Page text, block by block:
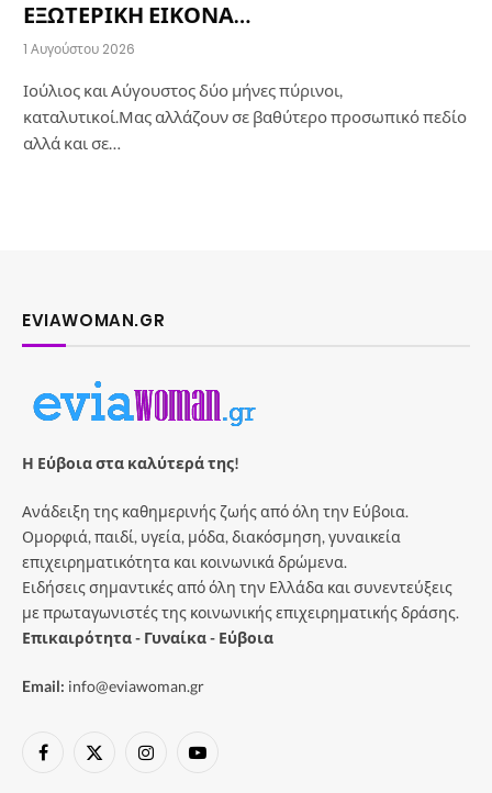
ΕΞΩΤΕΡΙΚΗ ΕΙΚΟΝΑ…
1 Αυγούστου 2026
Ιούλιος και Αύγουστος δύο μήνες πύρινοι,
καταλυτικοί.Μας αλλάζουν σε βαθύτερο προσωπικό πεδίο
αλλά και σε…
EVIAWOMAN.GR
Η Εύβοια στα καλύτερά της!
Ανάδειξη της καθημερινής ζωής από όλη την Εύβοια.
Ομορφιά, παιδί, υγεία, μόδα, διακόσμηση, γυναικεία
επιχειρηματικότητα και κοινωνικά δρώμενα.
Ειδήσεις σημαντικές από όλη την Ελλάδα και συνεντεύξεις
με πρωταγωνιστές της κοινωνικής επιχειρηματικής δράσης.
Επικαιρότητα - Γυναίκα - Εύβοια
Email: info@eviawoman.gr
Facebook
X
InstagramYouTube